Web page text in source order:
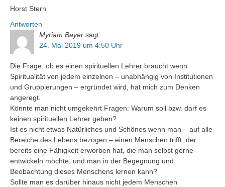
Horst Stern
Antworten
Myriam Bayer sagt:
24. Mai 2019 um 4:50 Uhr
Die Frage, ob es einen spirituellen Lehrer braucht wenn
Spiritualität von jedem einzelnen – unabhängig von Institutionen
und Gruppierungen – ergründet wird, hat mich zum Denken
angeregt.
Könnte man nicht umgekehrt Fragen: Warum soll bzw. darf es
keinen spirituellen Lehrer geben?
Ist es nicht etwas Natürliches und Schönes wenn man – auf alle
Bereiche des Lebens bezogen – einen Menschen trifft, der
bereits eine Fähigkeit erworben hat, die man selbst gerne
entwickeln möchte, und man in der Begegnung und
Beobachtung dieses Menschens lernen kann?
Sollte man es darüber hinaus nicht jedem Menschen